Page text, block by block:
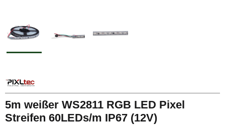
5m weißer WS2811 RGB LED Pixel
Streifen 60LEDs/m IP67 (12V)